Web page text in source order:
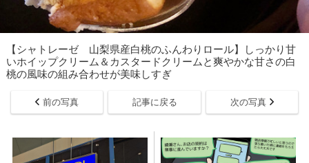
【シャトレーゼ 山梨県産白桃のふんわりロール】しっかり甘
いホイップクリーム＆カスタードクリームと爽やかな甘さの白
桃の風味の組み合わせが美味しすぎ
前の写真 記事に戻る 次の写真